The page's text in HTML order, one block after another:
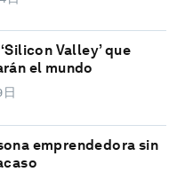
Valley’ que
el mundo
emprendedora sin